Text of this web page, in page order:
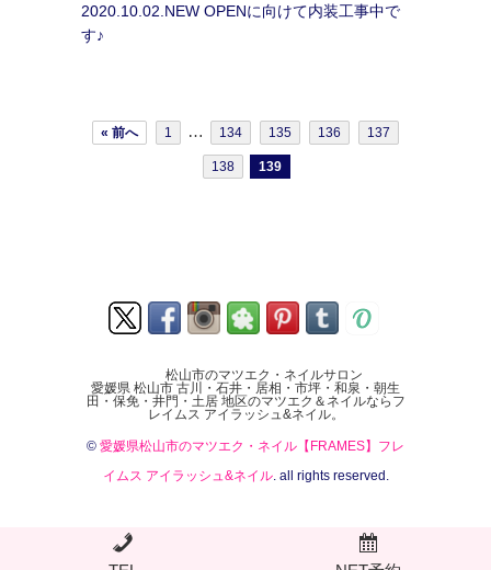
2020.10.02.NEW OPENに向けて内装工事中で
す♪
« 前へ 1 … 134 135 136 137
138 139
松山市のマツエク・ネイルサロン
愛媛県 松山市 古川・石井・居相・市坪・和泉・朝生
田・保免・井門・土居 地区のマツエク＆ネイルならフ
レイムス アイラッシュ&ネイル。
© 愛媛県松山市のマツエク・ネイル【FRAMES】フレ
イムス アイラッシュ&ネイル. all rights reserved.